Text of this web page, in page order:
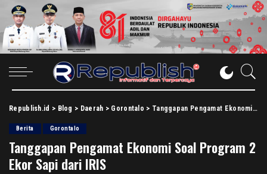
Republish.id > Blog > Daerah > Gorontalo > Tanggapan Pengamat Ekonomi Soal Program 2 Ekor Sapi dari IRIS
Berita Gorontalo
Tanggapan Pengamat Ekonomi Soal Program 2
Ekor Sapi dari IRIS